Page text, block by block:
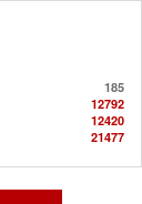
185
12792
12420
21477